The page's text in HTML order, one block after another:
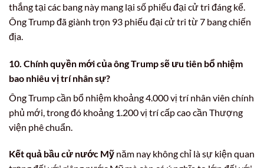
thắng tại các bang này mang lại số phiếu đại cử tri đáng kể.
Ông Trump đã giành trọn 93 phiếu đại cử tri từ 7 bang chiến
địa.
10. Chính quyền mới của ông Trump sẽ ưu tiên bổ nhiệm
bao nhiêu vị trí nhân sự?
Ông Trump cần bổ nhiệm khoảng 4.000 vị trí nhân viên chính
phủ mới, trong đó khoảng 1.200 vị trí cấp cao cần Thượng
viện phê chuẩn.
Kết quả bầu cử nước Mỹ năm nay không chỉ là sự kiện quan